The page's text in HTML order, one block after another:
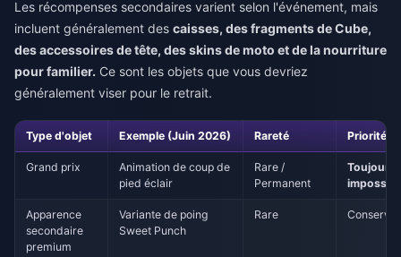
Les récompenses secondaires varient selon l'événement, mais
incluent généralement des caisses, des fragments de Cube,
des accessoires de tête, des skins de moto et de la nourriture
pour familier. Ce sont les objets que vous devriez
généralement viser pour le retrait.
Type d'objet Exemple (Juin 2026) Rareté Priorité
Grand prix
Animation de coup de
pied éclair
Rare /
Permanent
Toujours
Apparence
secondaire
premium
Variante de poing
Sweet Punch
Rare Conserver